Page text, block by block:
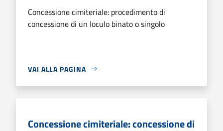
Concessione cimiteriale: procedimento di
concessione di un loculo binato o singolo
VAI ALLA PAGINA
Concessione cimiteriale: concessione di